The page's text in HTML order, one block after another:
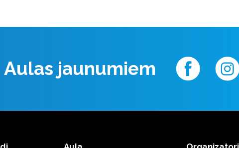
Aulas jaunumiem